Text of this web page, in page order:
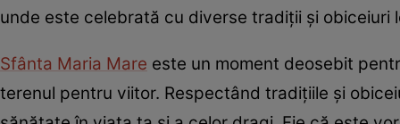
unde este celebrată cu diverse tradiții și obiceiuri
Sfânta Maria Mare este un moment deosebit
terenul pentru viitor. Respectând tradițiile și